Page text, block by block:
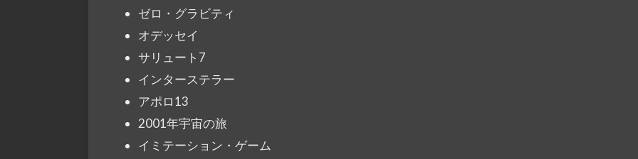
ゼロ・グラビティ
オデッセイ
サリュート7
インターステラー
アポロ13
2001年宇宙の旅
イミテーション・ゲーム